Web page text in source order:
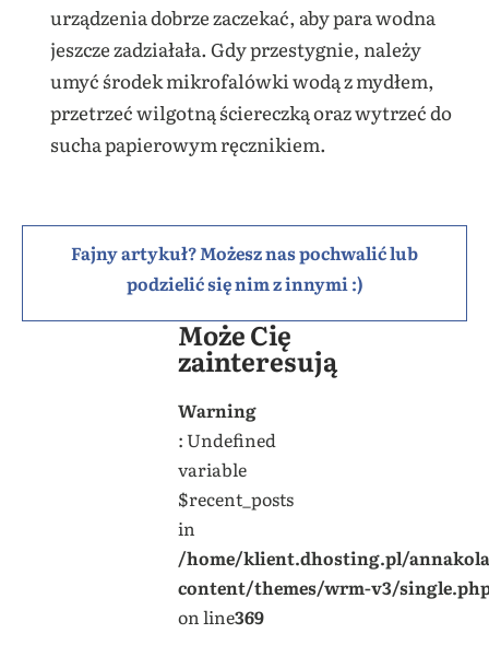
urządzenia dobrze zaczekać, aby para wodna
jeszcze zadziałała. Gdy przestygnie, należy
umyć środek mikrofalówki wodą z mydłem,
przetrzeć wilgotną ściereczką oraz wytrzeć do
sucha papierowym ręcznikiem.
Fajny artykuł? Możesz nas pochwalić lub
podzielić się nim z innymi :)
Może Cię
zainteresują
Warning
: Undefined
variable
$recent_posts
in
/home/klient.dhosting.pl/
content/themes/wrm-v3/
on line369